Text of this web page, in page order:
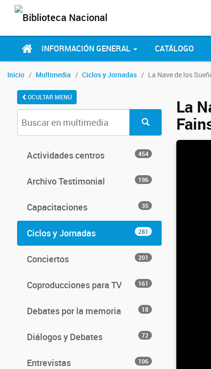
INFORMACIÓN GENERAL CATÁLOGO
Inicio Multimedia Ciclos y Jornadas La Nave de los
OCULTAR MENÚ
Actividades centros 454
Archivo Testimonial 196
Capacitaciones 35
Ciclos y Jornadas 281
Conciertos 201
Coproducciones para TV 161
Debates por la memoria 18
Diálogos y Debates 72
Entrevistas 106
La